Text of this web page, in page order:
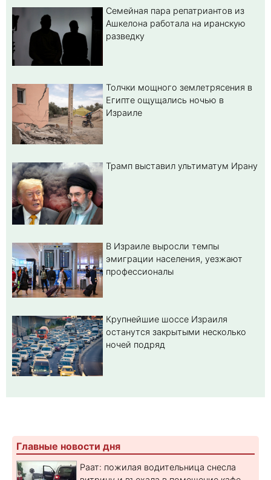
Семейная пара репатриантов из
Ашкелона работала на иранскую
разведку
Толчки мощного землетрясения в
Египте ощущались ночью в
Израиле
Трамп выставил ультиматум Ирану
В Израиле выросли темпы
эмиграции населения, уезжают
профессионалы
Крупнейшие шоссе Израиля
останутся закрытыми несколько
ночей подряд
Главные новости дня
Раат: пожилая водительница снесла